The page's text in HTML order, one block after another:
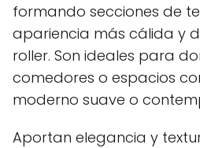
formando secciones de
apariencia más cálida y
roller. Son ideales para
comedores o espacios
moderno suave o
Aportan elegancia y